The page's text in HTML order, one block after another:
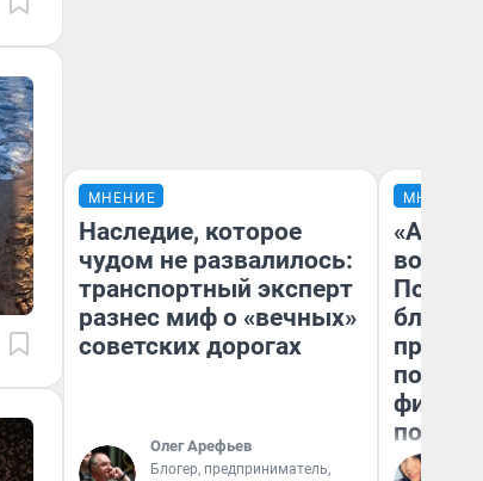
МНЕНИЕ
Наследие, которое
чудом не развалилось:
транспортный эксперт
разнес миф о «вечных»
советских дорогах
Олег Арефьев
Блогер, предприниматель,
МНЕНИЕ
вот